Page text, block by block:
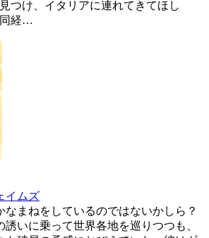
つけ、イタリアに連れてきてほし
同経…
イムズ
なまねをしているのではないかしら？
誘いに乗って世界各地を巡りつつも、